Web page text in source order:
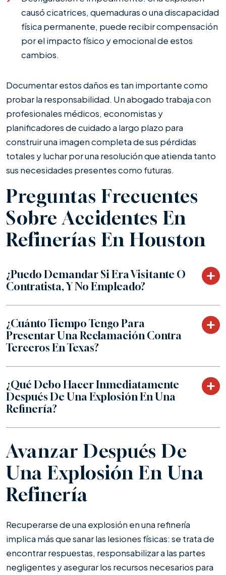
causó cicatrices, quemaduras o una discapacidad
física permanente, puede recibir compensación
por el impacto físico y emocional de estos
cambios.
Documentar estos daños es tan importante como
probar la responsabilidad. Un abogado trabaja con
profesionales médicos, economistas y
planificadores de cuidado a largo plazo para
construir una imagen completa de sus pérdidas
totales y luchar por una resolución que atienda tanto
sus necesidades presentes como futuras.
Preguntas Frecuentes
Sobre Accidentes En
Refinerías En Houston
¿Puedo Demandar Si Era Visitante O
Contratista, Y No Empleado?
¿Cuánto Tiempo Tengo Para
Presentar Una Reclamación Contra
Terceros En Texas?
¿Qué Debo Hacer Inmediatamente
Después De Una Explosión En Una
Refinería?
Avanzar Después De
Una Explosión En Una
Refinería
Recuperarse de una explosión en una refinería
implica más que sanar las lesiones físicas: se trata de
encontrar respuestas, responsabilizar a las partes
negligentes y asegurar los recursos necesarios para